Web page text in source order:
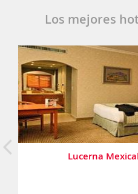
Los mejores
Lucerna